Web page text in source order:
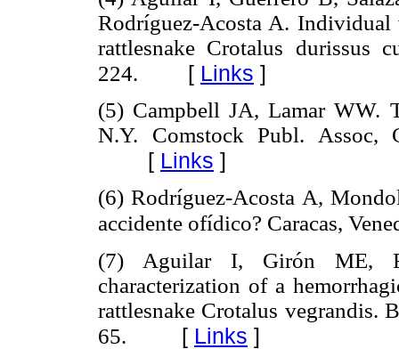
Rodríguez-Acosta A.
rattlesnake Crotalus durissus
224. [ Links ]
(5) Campbell JA, Lamar WW.
N.Y. Comstock Publ. Assoc,
[ Links ]
(6) Rodríguez-Acosta A,
accidente ofídico? Caracas,
(7) Aguilar I, Girón ME,
characterization of a
rattlesnake Crotalus vegrandis.
65.
[ Links ]